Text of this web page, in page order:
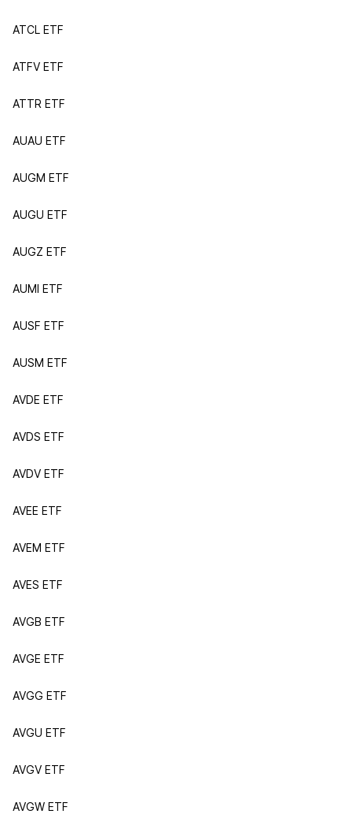
ATCL ETF
ATFV ETF
ATTR ETF
AUAU ETF
AUGM ETF
AUGU ETF
AUGZ ETF
AUMI ETF
AUSF ETF
AUSM ETF
AVDE ETF
AVDS ETF
AVDV ETF
AVEE ETF
AVEM ETF
AVES ETF
AVGB ETF
AVGE ETF
AVGG ETF
AVGU ETF
AVGV ETF
AVGW ETF